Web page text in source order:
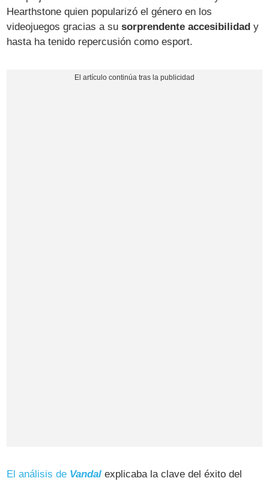
Hearthstone quien popularizó el género en los
videojuegos gracias a susorprendente accesibilidad y
hasta ha tenido repercusión como esport.
El análisis de Vandal explicaba la clave del éxito del